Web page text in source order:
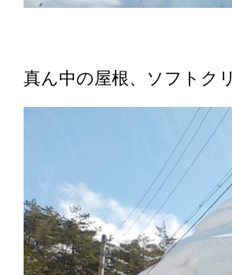
真ん中の屋根、ソフトク